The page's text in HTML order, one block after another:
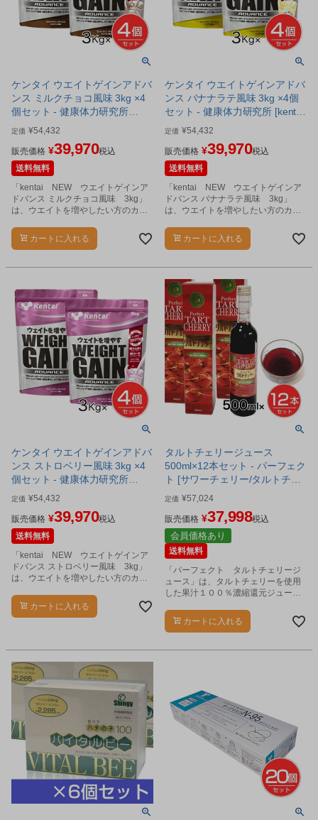
ケンタイ ウエイトゲインアドバ
ンス ミルクチョコ風味 3kg ×4
個セット - 健康体力研究所
[kentai/体重増やす]
定価 ¥54,432
販売価格 ¥39,970税込
送料無料
「kentai NEW ウエイトゲインア
ドバンス ミルクチョコ風味 3kg」
は、ウエイトを増やしたい方のカラ
す。
カートに入れる
ケンタイ ウエイトゲインアドバ
ンス バナナラテ風味 3kg ×4個
セット - 健康体力研究所 [kentai/
体重増やす]
定価 ¥54,432
販売価格 ¥39,970税込
送料無料
「kentai NEW ウエイトゲインア
ドバンス バナナラテ風味 3kg」
は、ウエイトを増やしたい方のカラ
す。
カートに入れる
ケンタイ ウエイトゲインアドバ
ンス ストロベリー風味 3kg ×4
個セット - 健康体力研究所
[kentai/体重増やす]
定価 ¥54,432
販売価格 ¥39,970税込
送料無料
「kentai NEW ウエイトゲインア
ドバンス ストロベリー風味 3kg」
は、ウエイトを増やしたい方のカラ
す。
カートに入れる
タルトチェリージュース
500ml×12本セット - パーフェク
ト [サワーチェリー/タルトチエ
リー果汁]
定価 ¥57,024
販売価格 ¥37,998税込
会員価格あり
送料無料
「パーフェクト タルトチェリージ
ュース」は、タルトチェリーを使用
した果汁１００％濃縮還元ジュース
カートに入れる